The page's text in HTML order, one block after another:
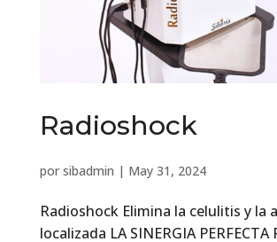
Radioshock
por sibadmin | May 31, 2024
Radioshock Elimina la celulitis y la
localizada LA SINERGIA PERFECTA